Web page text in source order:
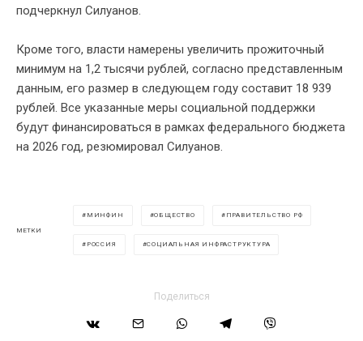
подчеркнул Силуанов.
Кроме того, власти намерены увеличить прожиточный
минимум на 1,2 тысячи рублей, согласно представленным
данным, его размер в следующем году составит 18 939
рублей. Все указанные меры социальной поддержки
будут финансироваться в рамках федерального бюджета
на 2026 год, резюмировал Силуанов.
МЕТКИ
МИНФИН ОБЩЕСТВО ПРАВИТЕЛЬСТВО РФ
РОССИЯ СОЦИАЛЬНАЯ ИНФРАСТРУКТУРА
Поделиться